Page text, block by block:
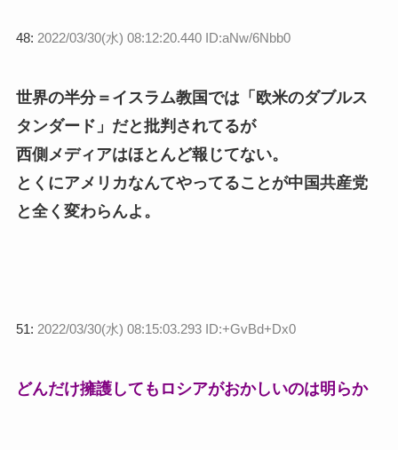
48: 2022/03/30(水) 08:12:20.440 ID:aNw/6Nbb0
世界の半分＝イスラム教国では「欧米のダブルス
タンダード」だと批判されてるが
西側メディアはほとんど報じてない。
とくにアメリカなんてやってることが中国共産党
と全く変わらんよ。
51: 2022/03/30(水) 08:15:03.293 ID:+GvBd+Dx0
どんだけ擁護してもロシアがおかしいのは明らか